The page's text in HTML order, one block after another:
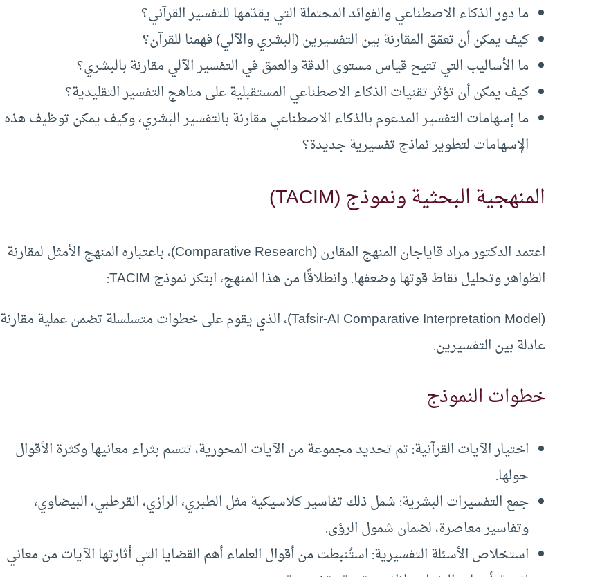
ما دور الذكاء الاصطناعي والفوائد المحتملة التي يقدّمها للتفسير القرآني؟
كيف يمكن أن تعمّق المقارنة بين التفسيرين (البشري والآلي) فهمنا للقرآن؟
ما الأساليب التي تتيح قياس مستوى الدقة والعمق في التفسير الآلي مقارنة بالبشري؟
كيف يمكن أن تؤثر تقنيات الذكاء الاصطناعي المستقبلية على مناهج التفسير التقليدية؟
ما إسهامات التفسير المدعوم بالذكاء الاصطناعي مقارنة بالتفسير البشري، وكيف يمكن توظيف هذه
الإسهامات لتطوير نماذج تفسيرية جديدة؟
المنهجية البحثية ونموذج (TACIM)
اعتمد الدكتور مراد قاياجان المنهج المقارن (Comparative Research)، باعتباره المنهج الأمثل لمقارنة
الظواهر وتحليل نقاط قوتها وضعفها. وانطلاقًا من هذا المنهج، ابتكر نموذج TACIM:
(Tafsir-AI Comparative Interpretation Model)، الذي يقوم على خطوات متسلسلة تضمن عملية مقارنة
عادلة بين التفسيرين.
خطوات النموذج
اختيار الآيات القرآنية: تم تحديد مجموعة من الآيات المحورية، تتسم بثراء معانيها وكثرة الأقوال
حولها.
جمع التفسيرات البشرية: شمل ذلك تفاسير كلاسيكية مثل الطبري، الرازي، القرطبي، البيضاوي،
وتفاسير معاصرة، لضمان شمول الرؤى.
استخلاص الأسئلة التفسيرية: استُنبطت من أقوال العلماء أهم القضايا التي أثارتها الآيات من معاني